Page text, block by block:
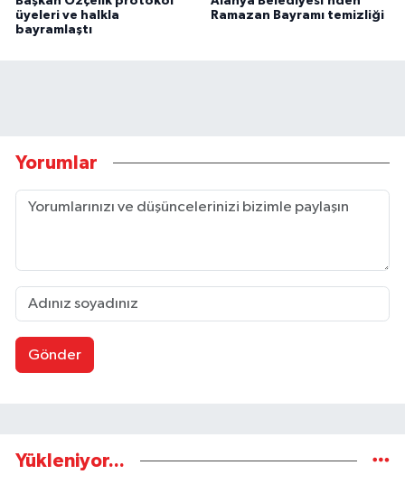
üyeleri ve halkla
bayramlaştı
Ramazan Bayramı temizliği
Yorumlar
Gönder
Yükleniyor...